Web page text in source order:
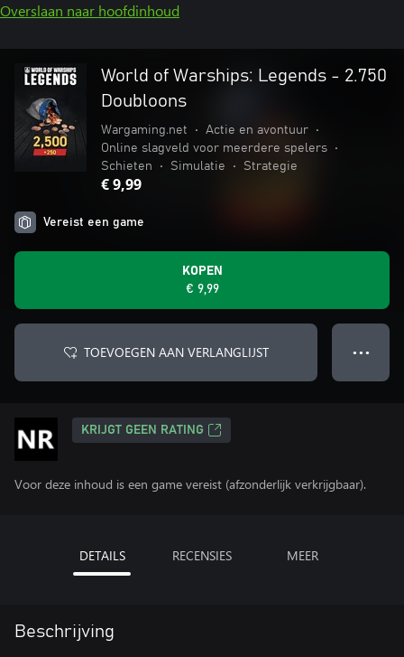
Overslaan naar hoofdinhoud
World of Warships: Legends - 2.750
Doubloons
Wargaming.net • Actie en avontuur
•
Online slagveld voor meerdere spelers
•
Schieten
• Simulatie • Strategie
€ 9,99
Vereist een game
KOPEN
€ 9,99
TOEVOEGEN AAN VERLANGLIJST ● ● ●
KRIJGT GEEN RATING
Voor deze inhoud is een game vereist (afzonderlijk verkrijgbaar).
DETAILS RECENSIES MEER
Beschrijving